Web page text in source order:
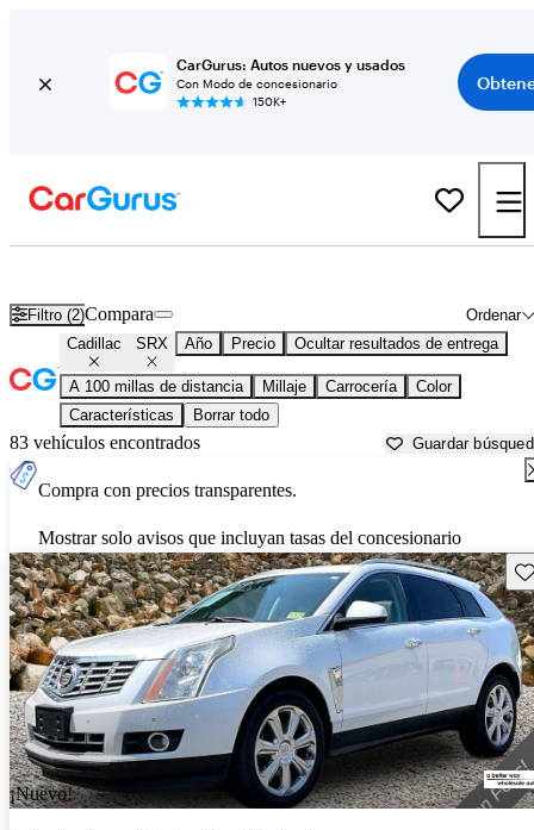
CarGurus: Autos nuevos y usados
Con Modo de concesionario
150K+
Filtro (2) Ordenar
Compara
Cadillac SRX Año Precio Ocultar resultados de entrega
A 100 millas de distancia Millaje Carrocería
Color
Características
Borrar todo
83 vehículos encontrados Guardar
Compra con precios transparentes.
Mostrar solo avisos que incluyan tasas del concesionario
¡Nuevo!